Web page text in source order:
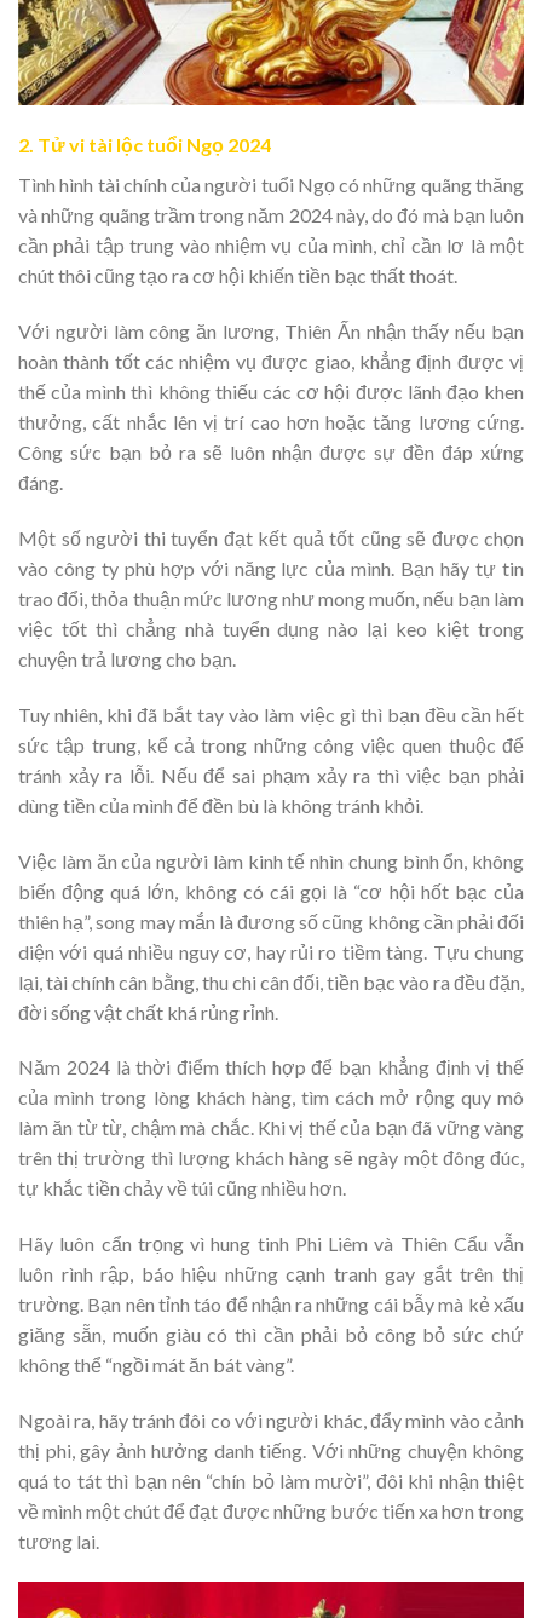
2. Tử vi tài lộc tuổi Ngọ 2024
Tình hình tài chính của người tuổi Ngọ có những quãng thăng
và những quãng trầm trong năm 2024 này, do đó mà bạn luôn
cần phải tập trung vào nhiệm vụ của mình, chỉ cần lơ là một
chút thôi cũng tạo ra cơ hội khiến tiền bạc thất thoát.
Với người làm công ăn lương, Thiên Ấn nhận thấy nếu bạn
hoàn thành tốt các nhiệm vụ được giao, khẳng định được vị
thế của mình thì không thiếu các cơ hội được lãnh đạo khen
thưởng, cất nhắc lên vị trí cao hơn hoặc tăng lương cứng.
Công sức bạn bỏ ra sẽ luôn nhận được sự đền đáp xứng
đáng.
Một số người thi tuyển đạt kết quả tốt cũng sẽ được chọn
vào công ty phù hợp với năng lực của mình. Bạn hãy tự tin
trao đổi, thỏa thuận mức lương như mong muốn, nếu bạn làm
việc tốt thì chẳng nhà tuyển dụng nào lại keo kiệt trong
chuyện trả lương cho bạn.
Tuy nhiên, khi đã bắt tay vào làm việc gì thì bạn đều cần hết
sức tập trung, kể cả trong những công việc quen thuộc để
tránh xảy ra lỗi. Nếu để sai phạm xảy ra thì việc bạn phải
dùng tiền của mình để đền bù là không tránh khỏi.
Việc làm ăn của người làm kinh tế nhìn chung bình ổn, không
biến động quá lớn, không có cái gọi là “cơ hội hốt bạc của
thiên hạ”, song may mắn là đương số cũng không cần phải đối
diện với quá nhiều nguy cơ, hay rủi ro tiềm tàng. Tựu chung
lại, tài chính cân bằng, thu chi cân đối, tiền bạc vào ra đều đặn,
đời sống vật chất khá rủng rỉnh.
Năm 2024 là thời điểm thích hợp để bạn khẳng định vị thế
của mình trong lòng khách hàng, tìm cách mở rộng quy mô
làm ăn từ từ, chậm mà chắc. Khi vị thế của bạn đã vững vàng
trên thị trường thì lượng khách hàng sẽ ngày một đông đúc,
tự khắc tiền chảy về túi cũng nhiều hơn.
Hãy luôn cẩn trọng vì hung tinh Phi Liêm và Thiên Cẩu vẫn
luôn rình rập, báo hiệu những cạnh tranh gay gắt trên thị
trường. Bạn nên tỉnh táo để nhận ra những cái bẫy mà kẻ xấu
giăng sẵn, muốn giàu có thì cần phải bỏ công bỏ sức chứ
không thể “ngồi mát ăn bát vàng”.
Ngoài ra, hãy tránh đôi co với người khác, đẩy mình vào cảnh
thị phi, gây ảnh hưởng danh tiếng. Với những chuyện không
quá to tát thì bạn nên “chín bỏ làm mười”, đôi khi nhận thiệt
về mình một chút để đạt được những bước tiến xa hơn trong
tương lai.